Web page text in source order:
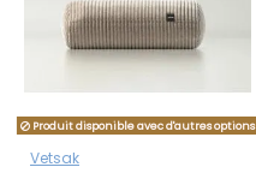
Produit disponible avec d'autres options
Vetsak